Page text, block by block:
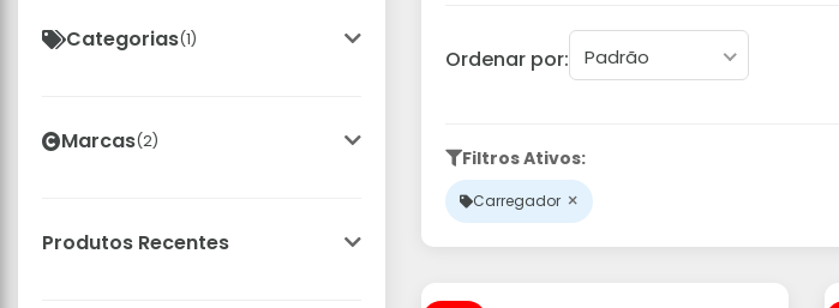
Categorias(1)
Marcas(2)
Produtos Recentes
Ordenar por: Padrão
Filtros Ativos:
Carregador ×